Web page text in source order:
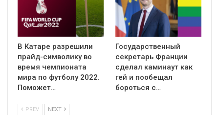
В Катаре разрешили
прайд-символику во
время чемпионата
мира по футболу 2022.
Поможет…
Государственный
секретарь Франции
сделал каминаут как
гей и пообещал
бороться с…
PREV NEXT